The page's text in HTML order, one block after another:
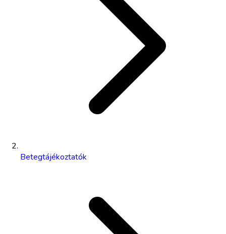
Betegtájékoztatók